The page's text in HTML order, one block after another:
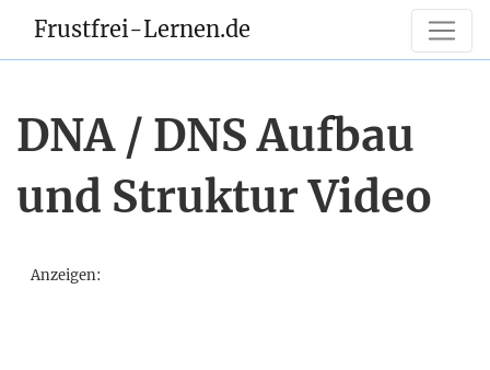
Frustfrei-Lernen.de
DNA / DNS Aufbau
und Struktur Video
Anzeigen: